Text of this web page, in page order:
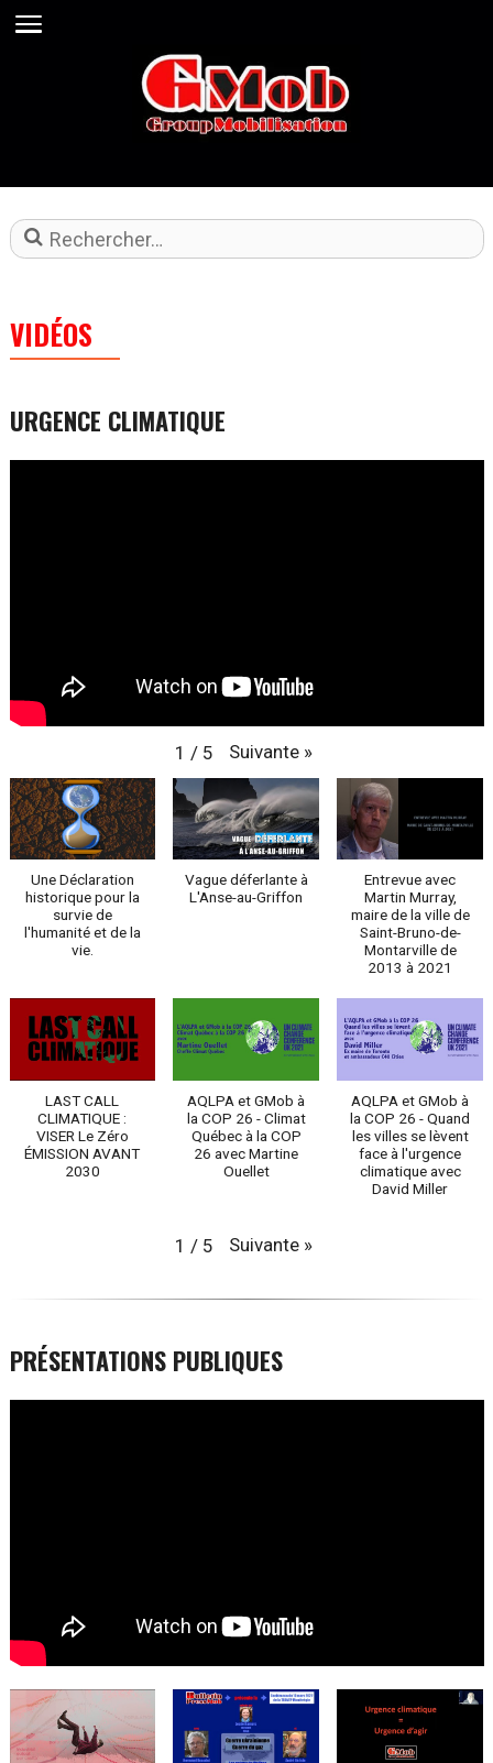
Rechercher
VIDÉOS
URGENCE CLIMATIQUE
1 / 5 Suivante »
Une Déclaration
historique pour la
survie de
l'humanité et de la
vie.
Vague déferlante à
L'Anse-au-Griffon
Entrevue avec
Martin Murray,
maire de la ville de
Saint-Bruno-de-
Montarville de
2013 à 2021
LAST CALL
CLIMATIQUE :
VISER Le Zéro
ÉMISSION AVANT
2030
AQLPA et GMob à
la COP 26 - Climat
Québec à la COP
26 avec Martine
Ouellet
AQLPA et GMob à
la COP 26 - Quand
les villes se lèvent
face à l'urgence
climatique avec
David Miller
1 / 5 Suivante »
PRÉSENTATIONS PUBLIQUES